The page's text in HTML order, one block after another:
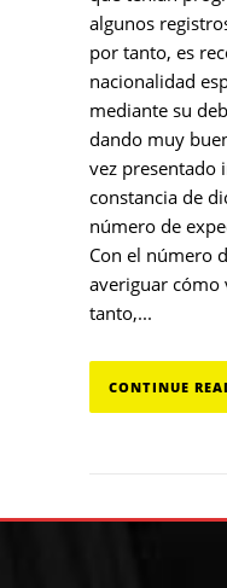
algunos
por tanto, es
nacionalidad
mediante su
dando muy
vez presentado
constancia de
número de
Con el número
averiguar cómo
tanto,...
CONTINUE